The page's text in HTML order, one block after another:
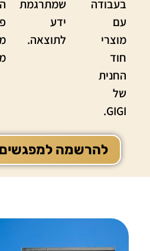
שמתרגמת
ידע
לתוצאה.
בעבודה
עם
מוצרי
חוד
החנית
של
GIGI.
להרשמה למפגשים